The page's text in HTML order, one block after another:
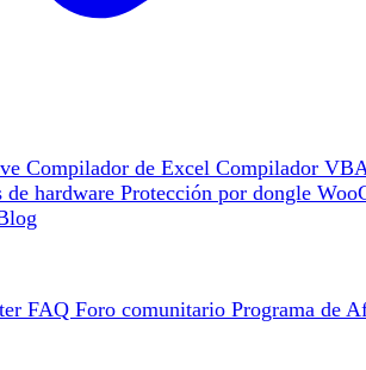
Compilador de Excel Compilador
de hardware Protección por dongle
FAQ Foro comunitario Programa de